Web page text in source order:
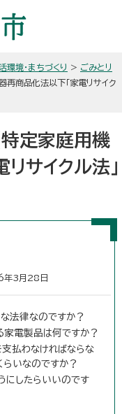
環境・まちづくり > ごみとリ
再商品化法以下「家電リサイク
特定家庭用機
サイクル法」
3月28日
法律なのですか？
家電製品は何ですか？
支払わなければならな
らいなのですか？
にしたらいいのです